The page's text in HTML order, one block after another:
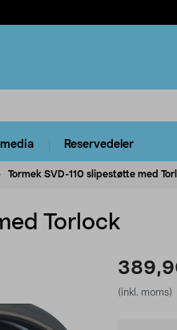
Reservedeler
Tormek SVD-110 slipestøtte med
Torlock
(inkl. moms)